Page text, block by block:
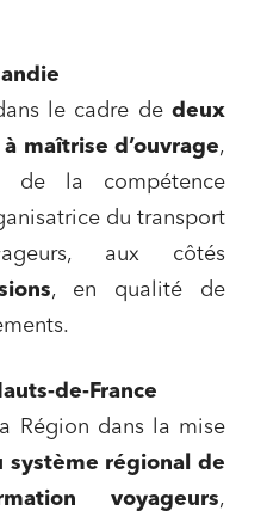
le cadre de deux
maîtrise d’ouvrage,
de la compétence
du transport
aux côtés
, en qualité de
de-France
Région dans la mise
système régional de
voyageurs,